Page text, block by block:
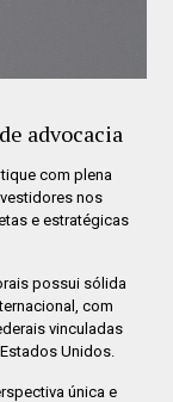
de advocacia
com plena
nos
e estratégicas
possui sólida
com
vinculadas
Unidos.
única e